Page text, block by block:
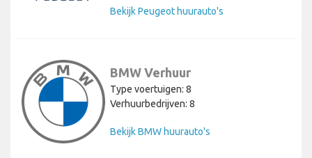
Bekijk Peugeot huurauto's
BMW Verhuur
Type voertuigen: 8
Verhuurbedrijven: 8
Bekijk BMW huurauto's